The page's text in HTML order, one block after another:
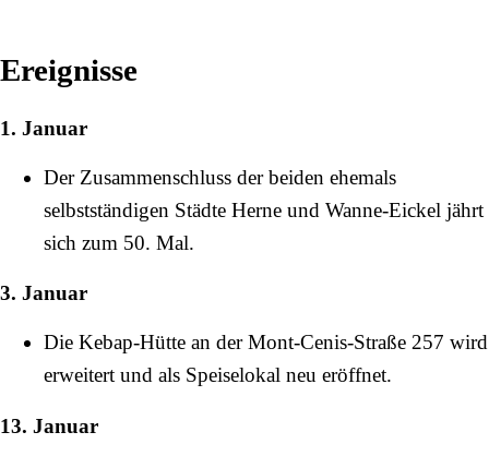
Ereignisse
1. Januar
Der Zusammenschluss der beiden ehemals
selbstständigen Städte Herne und Wanne-Eickel jährt
sich zum 50. Mal.
3. Januar
Die Kebap-Hütte an derMont-Cenis-Straße 257 wird
erweitert und als Speiselokal neu eröffnet.
13. Januar